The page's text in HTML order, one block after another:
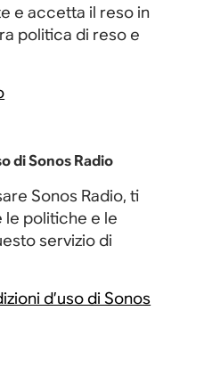
e accetta il reso in
politica di reso e
di Sonos Radio
Sonos Radio, ti
le politiche e le
servizio di
d’uso di Sonos